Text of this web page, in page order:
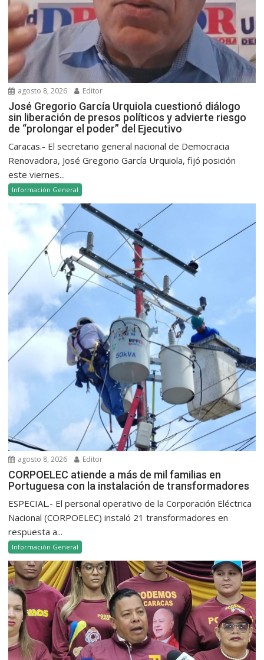
agosto 8, 2026 Editor
José Gregorio García Urquiola cuestionó diálogo
sin liberación de presos políticos y advierte riesgo
de “prolongar el poder” del Ejecutivo
Caracas.- El secretario general nacional de Democracia
Renovadora, José Gregorio García Urquiola, fijó posición
este viernes...
Información General
agosto 8, 2026 Editor
CORPOELEC atiende a más de mil familias en
Portuguesa con la instalación de transformadores
ESPECIAL.- El personal operativo de la Corporación Eléctrica
Nacional (CORPOELEC) instaló 21 transformadores en
respuesta a...
Información General